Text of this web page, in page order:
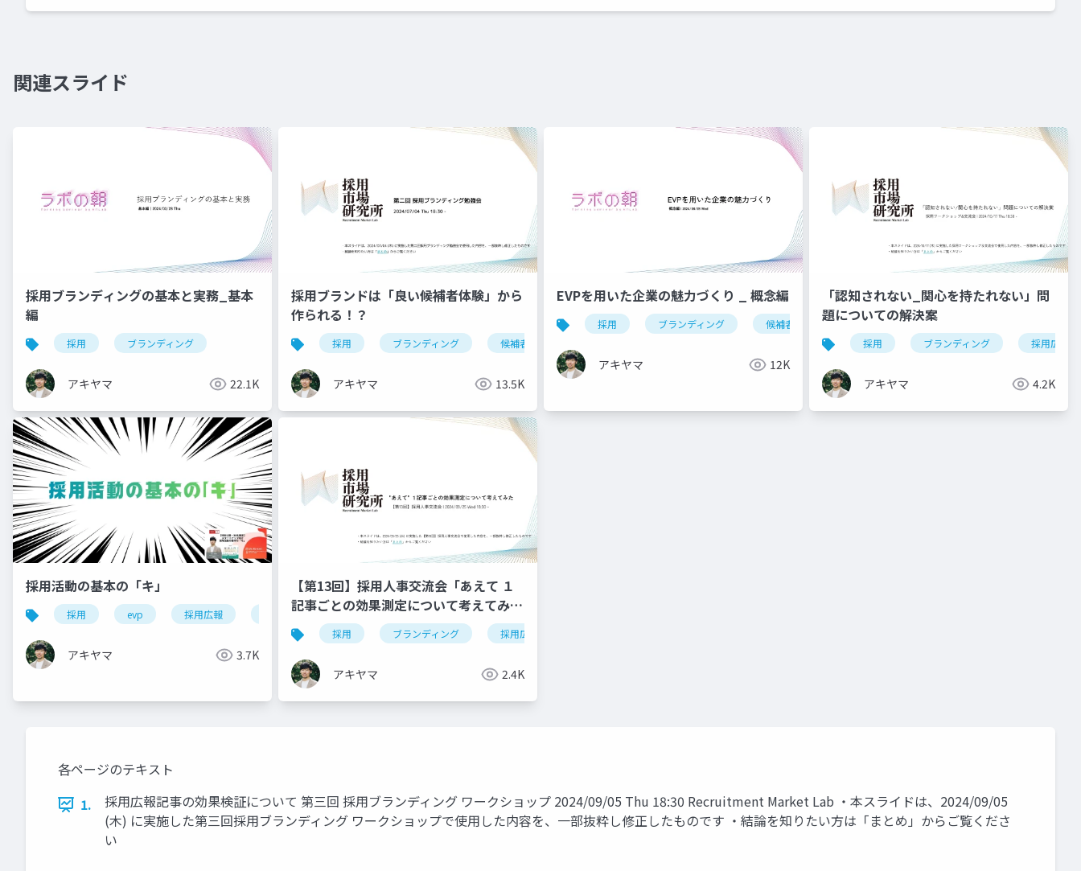
関連スライド
採用ブランディングの基本と実務_基本
編
採用 ブランディング
アキヤマ 22.1K
採用ブランドは「良い候補者体験」から
作られる！？
採用 ブランディング 候補者体験
アキヤマ 13.5K
EVPを用いた企業の魅力づくり _ 概念編
採用 ブランディング 候補者体験 evp
アキヤマ 12K
「認知されない_関心を持たれない」問
題についての解決案
採用 ブランディング 採用広報
アキヤマ 4.2K
採用活動の基本の「キ」
採用 evp 採用広報 候補者体験 面接 オンボーディング
アキヤマ 3.7K
【第13回】採用人事交流会「あえて １
記事ごとの効果測定について考えてみ
た」
採用 ブランディング 採用広報
アキヤマ 2.4K
各ページのテキスト
1.
採用広報記事の効果検証について 第三回 採用ブランディング ワークショップ 2024/09/05 Thu 18:30 Recruitment Market Lab ・本スライドは、2024/09/05
(木) に実施した第三回採用ブランディング ワークショップで使用した内容を、一部抜粋し修正したものです ・結論を知りたい方は「まとめ」からご覧くださ
い